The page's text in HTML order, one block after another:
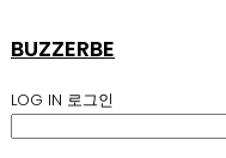
BUZZERBE
LOG IN 로그인